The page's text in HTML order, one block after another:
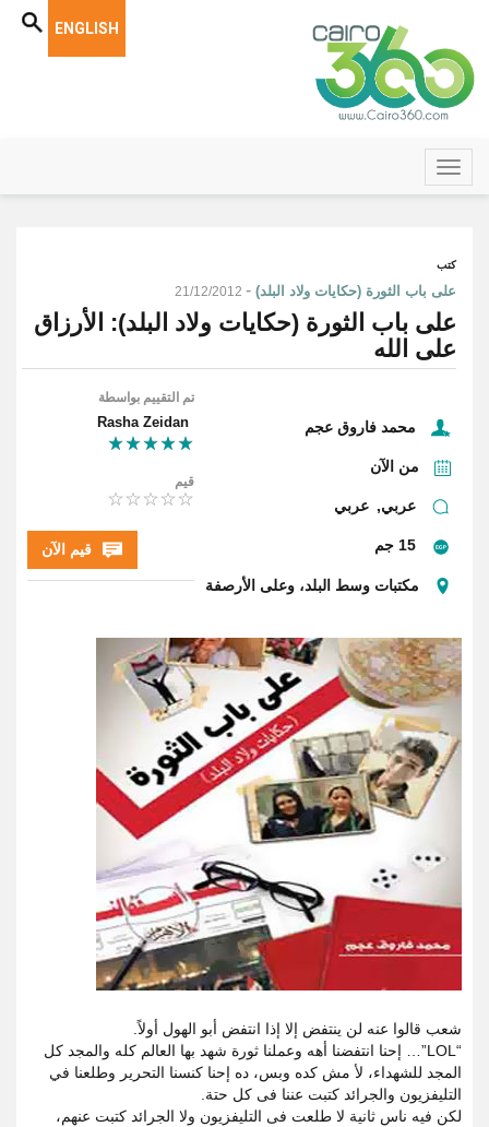
ENGLISH
كتب
على باب الثورة (حكايات ولاد البلد) -
على باب الثورة (حكايات ولاد البلد): الأرزاق
على الله
محمد فاروق عجم
من الآن
عربي عربي
15 جم
مكتبات وسط البلد، وعلى الأرصفة
تم التقييم بواسطة
Rasha Zeidan
قيم
قيم الآن
شعب قالوا عنه لن ينتفض إلا إذا انتفض أبو الهول أولاً.
“LOL”… إحنا انتفضنا أهه وعملنا ثورة شهد بها العالم كله والمجد كل
المجد للشهداء، لأ مش كده وبس، ده إحنا كنسنا التحرير وطلعنا في
التليفزيون والجرائد كتبت عننا فى كل حتة.
لكن فيه ناس ثانية لا طلعت فى التليفزيون ولا الجرائد كتبت عنهم،